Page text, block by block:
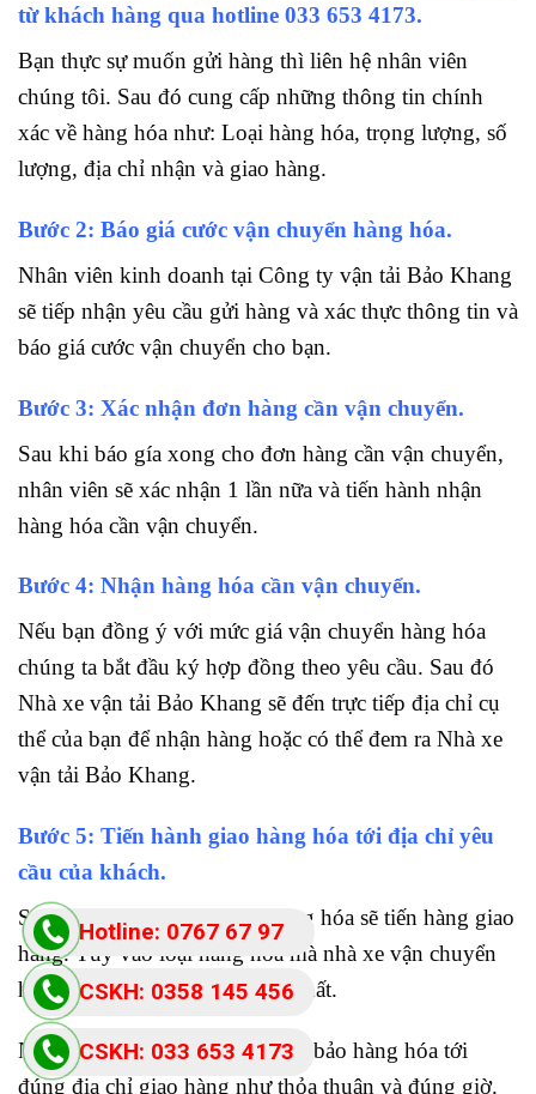
từ khách hàng qua hotline 033 653 4173.
Bạn thực sự muốn gửi hàng thì liên hệ nhân viên
chúng tôi. Sau đó cung cấp những thông tin chính
xác về hàng hóa như: Loại hàng hóa, trọng lượng, số
lượng, địa chỉ nhận và giao hàng.
Bước 2: Báo giá cước vận chuyển hàng hóa.
Nhân viên kinh doanh tại Công ty vận tải Bảo Khang
sẽ tiếp nhận yêu cầu gửi hàng và xác thực thông tin và
báo giá cước vận chuyển cho bạn.
Bước 3: Xác nhận đơn hàng cần vận chuyển.
Sau khi báo gía xong cho đơn hàng cần vận chuyển,
nhân viên sẽ xác nhận 1 lần nữa và tiến hành nhận
hàng hóa cần vận chuyển.
Bước 4: Nhận hàng hóa cần vận chuyển.
Nếu bạn đồng ý với mức giá vận chuyển hàng hóa
chúng ta bắt đầu ký hợp đồng theo yêu cầu. Sau đó
Nhà xe vận tải Bảo Khang sẽ đến trực tiếp địa chỉ cụ
thể của bạn để nhận hàng hoặc có thể đem ra Nhà xe
vận tải Bảo Khang.
Bước 5: Tiến hành giao hàng hóa tới địa chỉ yêu
cầu của khách.
Sau khi Nhà xe nhận được hàng hóa sẽ tiến hàng giao
hàng. Tùy vào loại hàng hóa mà nhà xe vận chuyển
hàng hóa đi sao cho phù hợp nhất.
Nhà xe vận tải Bảo Khang đảm bảo hàng hóa tới
đúng địa chỉ giao hàng như thỏa thuận và đúng giờ.
Hotline: 0767 67 97
87
CSKH: 033 653 4173
CSKH: 0358 145 456